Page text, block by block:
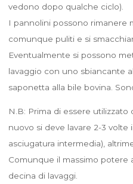
vedono dopo qualche ciclo).
I pannolini possono rimanere
comunque puliti e si
Eventualmente si possono
lavaggio con uno sbiancante
saponetta alla bile bovina.
N.B: Prima di essere
nuovo si deve lavare 2-3 volte
asciugatura intermedia),
Comunque il massimo potere
decina di lavaggi.